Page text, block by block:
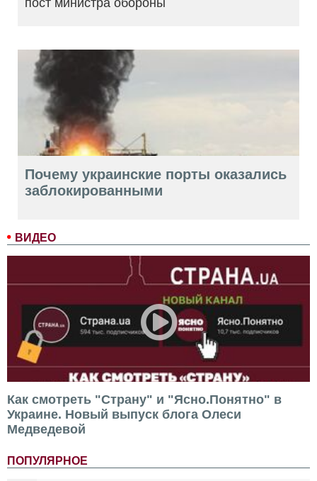
ВИДЕО
Как смотреть "Страну" и "Ясно.Понятно" в
Украине. Новый выпуск блога Олеси
Медведевой
ПОПУЛЯРНОЕ
Почему украинские порты оказались
заблокированными